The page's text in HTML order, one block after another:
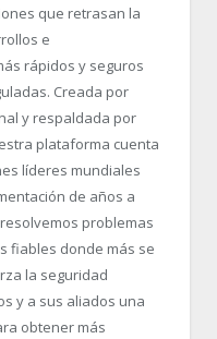
que retrasan la
e
rápidos y seguros
Creada por
y respaldada por
plataforma cuenta
líderes mundiales
de años a
problemas
fiables donde más se
la seguridad
y a sus aliados una
obtener más